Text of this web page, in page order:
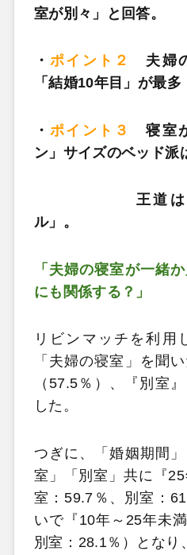
室が別々」と回答。
・ポイント２
夫婦
「結婚10年目」が最多
・ポイント３
寝室
ン」サイズのベッド派
王道はやっ
ル」。
「夫婦の寝室が一緒
にも関係する？」
リビンマッチを利用
「夫婦の寝室」を聞
（57.5％）、『別室
した。
つぎに、「婚姻期間
室」「別室」共に『
室：59.7％、別室：
いで『10年～25年未
別室：28.1％）となり